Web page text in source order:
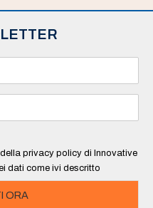
privacy policy di Innovative
dati come ivi descritto
ORA